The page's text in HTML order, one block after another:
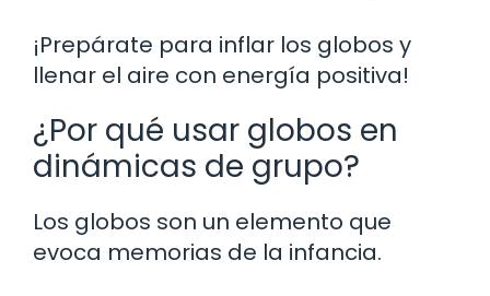
¡Prepárate para inflar los globos y
llenar el aire con energía positiva!
¿Por qué usar globos en
dinámicas de grupo?
Los globos son un elemento que
evoca memorias de la infancia.